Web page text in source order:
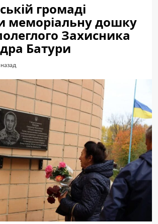
громаді
меморіальну дошку
Захисника
Батури